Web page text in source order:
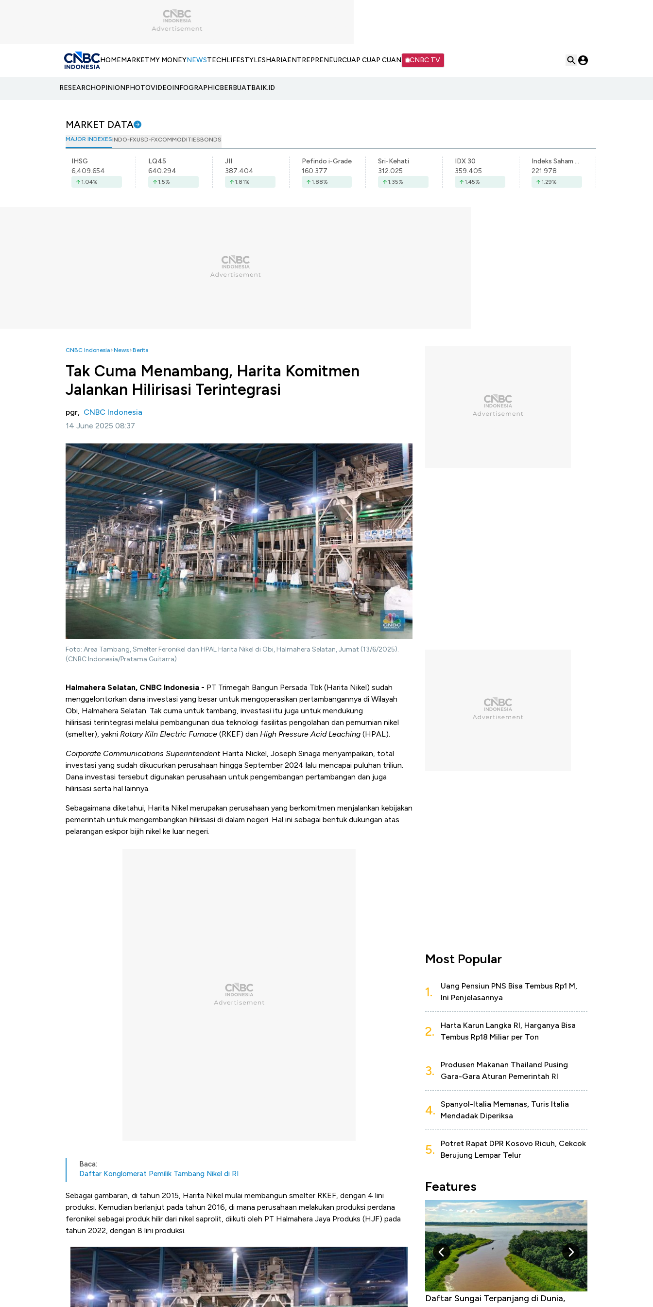
HOMEMARKETMY MONEYNEWSTECHLIFESTYLESHARIAENTREPRENEURCUAP CUAP CUAN CNBC TV
RESEARCHOPINIONPHOTOVIDEOINFOGRAPHICBERBUATBAIK.ID
MARKET DATA
MAJOR INDEXESINDO-FXUSD-FXCOMMODITIESBONDS
IHSG
6,409.654
1.04%
LQ45
640.294
1.5%
JII
387.404
1.81%
Pefindo i-Grade
160.377
1.88%
Sri-Kehati
312.025
1.35%
IDX 30
359.405
1.45%
Indeks Saham Syariah Indonesia
221.978
1.29%
CNBC Indonesia News Berita
Tak Cuma Menambang, Harita Komitmen
Jalankan Hilirisasi Terintegrasi
pgr, CNBC Indonesia
14 June 2025 08:37
Foto: Area Tambang, Smelter Feronikel dan HPAL Harita Nikel di Obi, Halmahera Selatan, Jumat (13/6/2025).
(CNBC Indonesia/Pratama Guitarra)
Halmahera Selatan, CNBC Indonesia - PT Trimegah Bangun Persada Tbk (Harita Nikel) sudah
menggelontorkan dana investasi yang besar untuk mengoperasikan pertambangannya di Wilayah
Obi, Halmahera Selatan. Tak cuma untuk tambang, investasi itu juga untuk mendukung
hilirisasi terintegrasi melalui pembangunan dua teknologi fasilitas pengolahan dan pemurnian nikel
(smelter), yakni Rotary Kiln Electric Furnace (RKEF) dan High Pressure Acid Leaching (HPAL).
Corporate Communications SuperintendentHarita Nickel, Joseph Sinaga menyampaikan, total
investasi yang sudah dikucurkan perusahaan hingga September 2024 lalu mencapai puluhan triliun.
Dana investasi tersebut digunakan perusahaan untuk pengembangan pertambangan dan juga
hilirisasi serta hal lainnya.
Sebagaimana diketahui, Harita Nikel merupakan perusahaan yang berkomitmen menjalankan kebijakan
pemerintah untuk mengembangkan hilirisasi di dalam negeri. Hal ini sebagai bentuk dukungan atas
pelarangan eskpor bijih nikel ke luar negeri.
Baca:
Daftar Konglomerat Pemilik Tambang Nikel di RI
Sebagai gambaran, di tahun 2015, Harita Nikel mulai membangun smelter RKEF, dengan 4 lini
produksi. Kemudian berlanjut pada tahun 2016, di mana perusahaan melakukan produksi perdana
feronikel sebagai produk hilir dari nikel saprolit, diikuti oleh PT Halmahera Jaya Produks (HJF) pada
tahun 2022, dengan 8 lini produksi.
Most Popular
1.
Uang Pensiun PNS Bisa Tembus Rp1 M,
Ini Penjelasannya
2.
Harta Karun Langka RI, Harganya Bisa
Tembus Rp18 Miliar per Ton
3.
Produsen Makanan Thailand Pusing
Gara-Gara Aturan Pemerintah RI
4.
Spanyol-Italia Memanas, Turis Italia
Mendadak Diperiksa
5.
Potret Rapat DPR Kosovo Ricuh, Cekcok
Berujung Lempar Telur
Features
Begini Cara Korsel atasi Panas Tanpa ACDaftar Sungai Terpanjang di Dunia,
Negara yang Warganya Sering